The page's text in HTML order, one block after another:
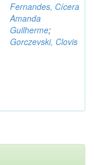
Fernandes, Cícera
Amanda
Guilherme;
Gorczevski, Clovis